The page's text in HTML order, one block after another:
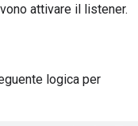
attivare il listener.
logica per